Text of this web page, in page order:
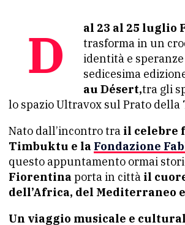
Dal 23 al 25 luglio
trasforma in un
identità e
sedicesima
au Désert,tra gli
lo spazio Ultravox sul Prato della
Nato dall’incontro tra il celebre
Timbuktu e la Fondazione
questo appuntamento ormai
Fiorentina porta in città il
dell’Africa, del Mediterraneo
Un viaggio musicale e